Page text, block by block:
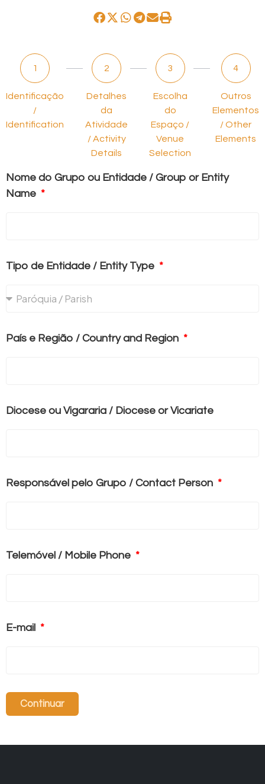
1
Identificação
/
Identification
2
Detalhes
da
Atividade
/ Activity
Details
3
Escolha
do
Espaço /
Venue
Selection
4
Outros
Elementos
/ Other
Elements
Nome do Grupo ou Entidade / Group or Entity
Name
Tipo de Entidade / Entity Type
País e Região / Country and Region
Diocese ou Vigararia / Diocese or Vicariate
Responsável pelo Grupo / Contact Person
Telemóvel / Mobile Phone
E-mail
Continuar